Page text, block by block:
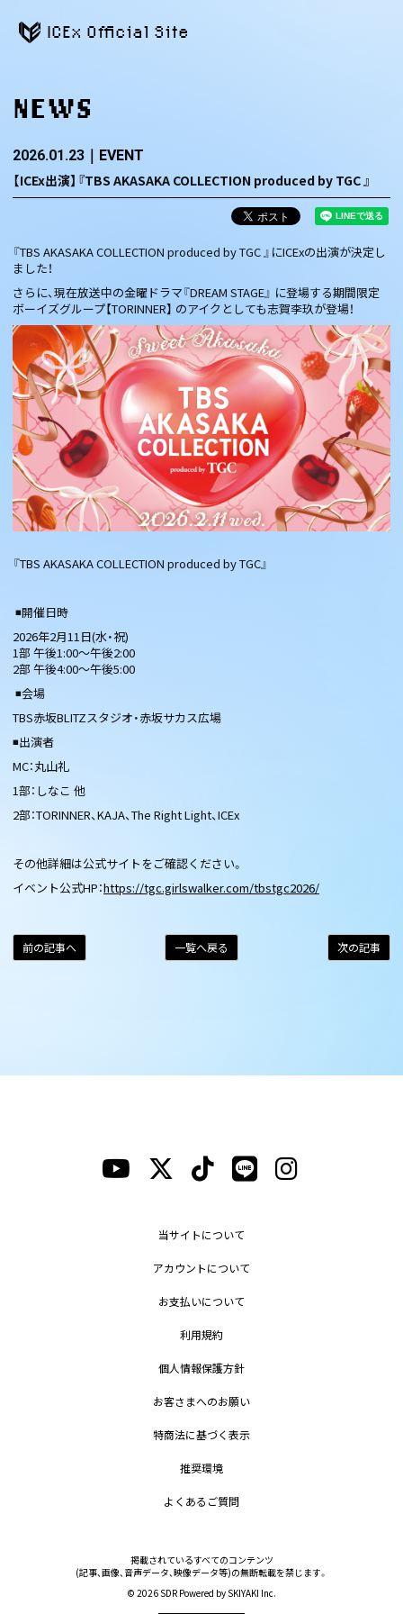
ICEx Official Site
NEWS
2026.01.23 EVENT
【ICEx出演】『TBS AKASAKA COLLECTION produced by TGC 』
『TBS AKASAKA COLLECTION produced by TGC 』にICExの出演が決定し
ました！
さらに、現在放送中の金曜ドラマ『DREAM STAGE』 に登場する期間限定
ボーイズグループ【TORINNER】 のアイクとしても志賀李玖が登場！
『TBS AKASAKA COLLECTION produced by TGC』
◾️開催日時
2026年2月11日(水・祝)
1部 午後1:00〜午後2:00
2部 午後4:00〜午後5:00
◾️会場
TBS赤坂BLITZスタジオ・赤坂サカス広場
◾️出演者
MC：丸山礼
1部：しなこ 他
2部：TORINNER、KAJA、The Right Light、ICEx
その他詳細は公式サイトをご確認ください。
イベント公式HP：https://tgc.girlswalker.com/tbstgc2026/
次の記事
一覧へ戻る
前の記事へ
当サイトについて
アカウントについて
お支払いについて
利用規約
個人情報保護方針
お客さまへのお願い
特商法に基づく表示
推奨環境
よくあるご質問
掲載されているすべてのコンテンツ
(記事、画像、音声データ、映像データ等)の無断転載を禁じます。
© 2026 SDR Powered by SKIYAKI Inc.